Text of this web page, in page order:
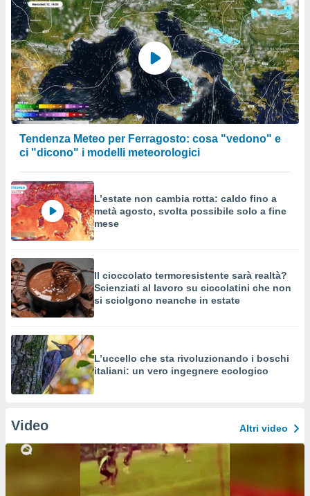
Tendenza Meteo per Ferragosto: cosa "vedono" e
ci "dicono" i modelli meteorologici
L’estate non cambia rotta: caldo fino a
metà agosto, svolta possibile solo a fine
mese
Il cioccolato termoresistente sarà realtà?
Scienziati al lavoro su ciccolatini che non
si sciolgono neanche in estate
L’uccello che sta rivoluzionando i boschi
italiani: un vero ingegnere ecologico
Video Altri video